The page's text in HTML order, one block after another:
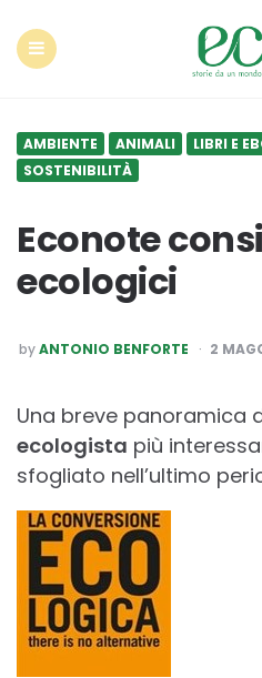
AMBIENTE ANIMALI LIBRI E
SOSTENIBILITÀ
Econote
ecologici
POSTED
BY
byANTONIO BENFORTE 2
Una breve panoramica
ecologista più
sfogliato nell’ultimo